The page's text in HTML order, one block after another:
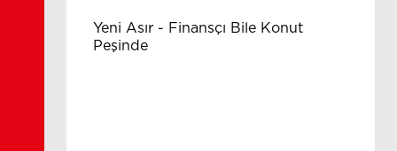
Yeni Asır - Finansçı Bile Konut
Peşinde